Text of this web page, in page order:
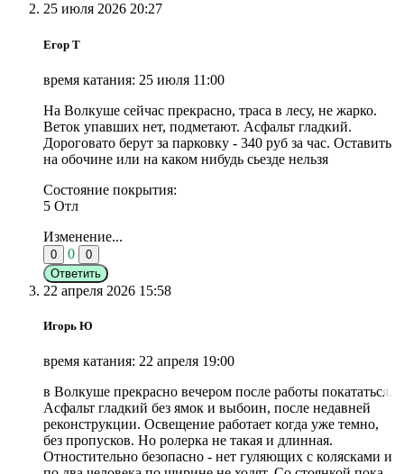
25 июля 2026 20:27
Егор Т
время катания: 25 июля 11:00
На Волкуше сейчас прекрасно, траса в лесу, не жарко.
Веток упавших нет, подметают. Асфальт гладкий.
Дороговато берут за парковку - 340 руб за час. Оставить
на обочине или на каком нибудь сьезде нельзя
Состояние покрытия:
5 Отл
Изменение...
0 0
0
Ответить
22 апреля 2026 15:58
Игорь Ю
время катания: 22 апреля 19:00
в Волкуше прекрасно вечером после работы покататься.
Асфальт гладкий без ямок и выбоин, после недавней
реконструкции. Освещение работает когда уже темно,
без пропусков. Но ролерка не такая и длинная.
Отностительно безопасно - нет гуляющих с колясками и